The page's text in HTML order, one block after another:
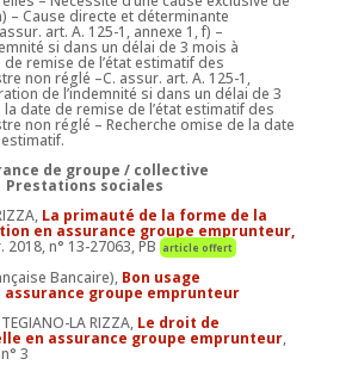
– Cause directe et déterminante
art. A. 125-1, annexe 1, f) –
si dans un délai de 3 mois à
remise de l’état estimatif des
non réglé –C. assur. art. A. 125-1,
de l’indemnité si dans un délai de 3
date de remise de l’état estimatif des
non réglé – Recherche omise de la date
de groupe / collective
Prestations sociales
La primauté de la forme de la
en assurance groupe emprunteur,
2018, n° 13-27063, PB article offert
Bancaire), Bon usage
groupe emprunteur
LA RIZZA,Le droit de
en assurance groupe emprunteur,
3